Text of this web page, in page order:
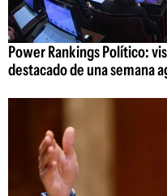
Power Rankings Político:
destacado de una semana